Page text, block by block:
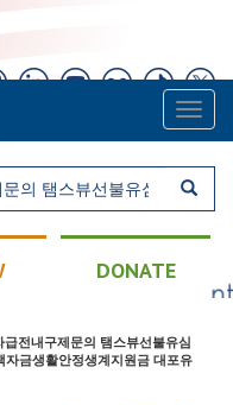
DONATE
전내구제문의 탬스뷰선불유심
금생활안정생계지원금 대포유